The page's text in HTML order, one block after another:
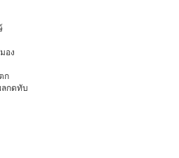
อง
ก
กดทับ